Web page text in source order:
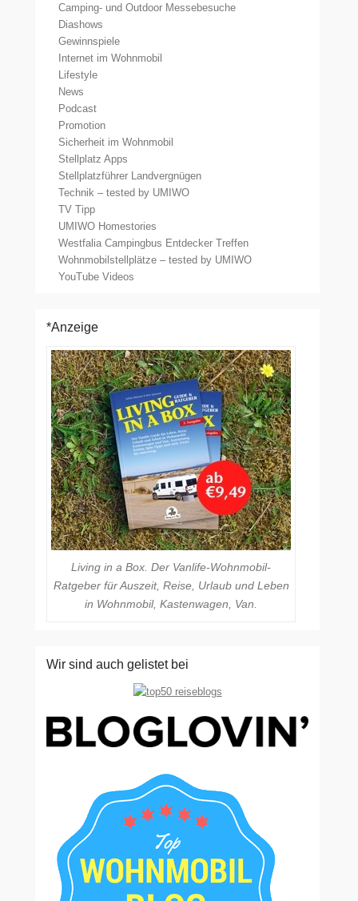
Camping- und Outdoor Messebesuche
Diashows
Gewinnspiele
Internet im Wohnmobil
Lifestyle
News
Podcast
Promotion
Sicherheit im Wohnmobil
Stellplatz Apps
Stellplatzführer Landvergnügen
Technik – tested by UMIWO
TV Tipp
UMIWO Homestories
Westfalia Campingbus Entdecker Treffen
Wohnmobilstellplätze – tested by UMIWO
YouTube Videos
*Anzeige
Living in a Box. Der Vanlife-Wohnmobil-
Ratgeber für Auszeit, Reise, Urlaub und Leben
in Wohnmobil, Kastenwagen, Van.
Wir sind auch gelistet bei